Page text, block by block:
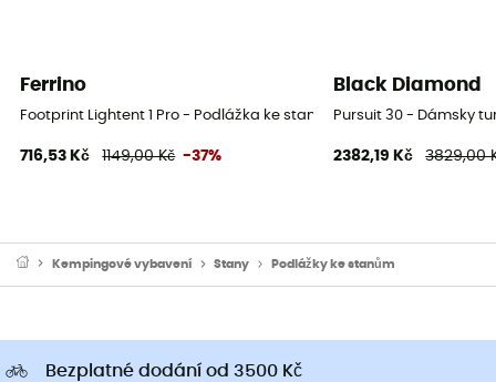
Ferrino
Footprint Lightent 1 Pro - Podlážka ke stanu
716,53 Kč 1149,00 Kč -37%
Black Diamond
Pursuit 30 - Dámsky
2382,19 Kč 3829,00
Kempingové vybavení Stany Podlážky ke stanům
Bezplatné dodání od 3500 Kč